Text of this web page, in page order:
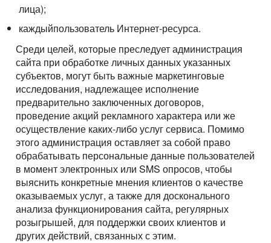
лица);
каждыйпользователь Интернет-ресурса.
Среди целей, которые преследует администрация
сайта при обработке личных данных указанных
субъектов, могут быть важные маркетинговые
исследования, надлежащее исполнение
предварительно заключенных договоров,
проведение акций рекламного характера или же
осуществление каких-либо услуг сервиса. Помимо
этого администрация оставляет за собой право
обрабатывать персональные данные пользователей
в момент электронных или SMS опросов, чтобы
выяснить конкретные мнения клиентов о качестве
оказываемых услуг, а также для досконального
анализа функционирования сайта, регулярных
розыгрышей, для поддержки своих клиентов и
других действий, связанных с этим.